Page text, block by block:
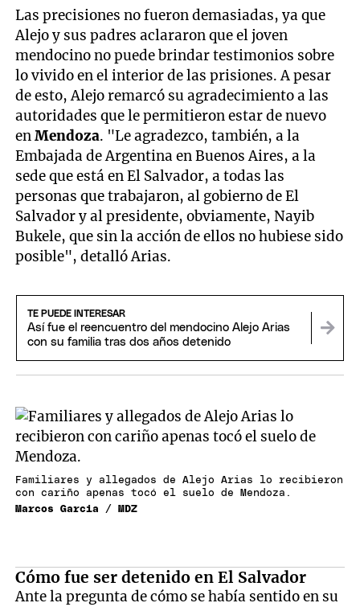
Las precisiones no fueron demasiadas, ya que
Alejo y sus padres aclararon que el joven
mendocino no puede brindar testimonios sobre
lo vivido en el interior de las prisiones. A pesar
de esto, Alejo remarcó su agradecimiento a las
autoridades que le permitieron estar de nuevo
enMendoza. "Le agradezco, también, a la
Embajada de Argentina en Buenos Aires, a la
sede que está en El Salvador, a todas las
personas que trabajaron, al gobierno de El
Salvador y al presidente, obviamente, Nayib
Bukele, que sin la acción de ellos no hubiese sido
posible", detalló Arias.
TE PUEDE INTERESAR
Así fue el reencuentro del mendocino Alejo Arias
con su familia tras dos años detenido
Familiares y allegados de Alejo Arias lo recibieron
con cariño apenas tocó el suelo de Mendoza.
Marcos Garcia / MDZ
Cómo fue ser detenido en El Salvador
Ante la pregunta de cómo se había sentido en su